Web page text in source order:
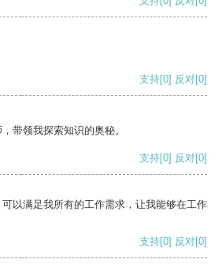
支持[0] 反对[0]
带领我探索知识的奥秘。
支持[0] 反对[0]
以满足我所有的工作需求，让我能够在工作
支持[0] 反对[0]